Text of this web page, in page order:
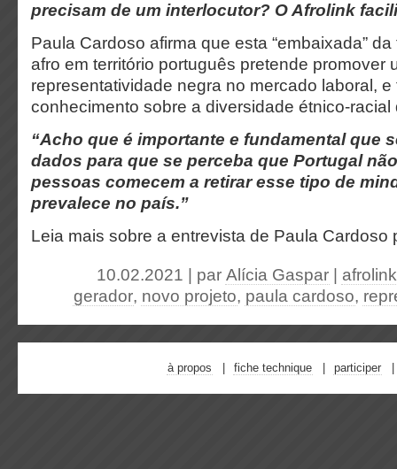
precisam de um interlocutor? O Afrolink
Paula Cardoso afirma que esta “embaixada”
afro em território português pretende promover
representatividade negra no mercado laboral,
conhecimento sobre a diversidade étnico-racial
“Acho que é importante e fundamental que
dados para que se perceba que Portugal
pessoas comecem a retirar esse tipo de
prevalece no país.”
Leia mais sobre a entrevista de Paula Cardoso
10.02.2021 | par Alícia Gaspar
afrolink
gerador, novo projeto, paula cardoso,
à propos fiche technique participer